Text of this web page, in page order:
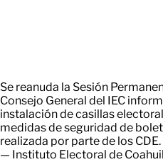
Se reanuda la Sesión
Consejo General del IEC
instalación de casillas
medidas de seguridad de
realizada por parte de los CDE.
— Instituto Electoral de